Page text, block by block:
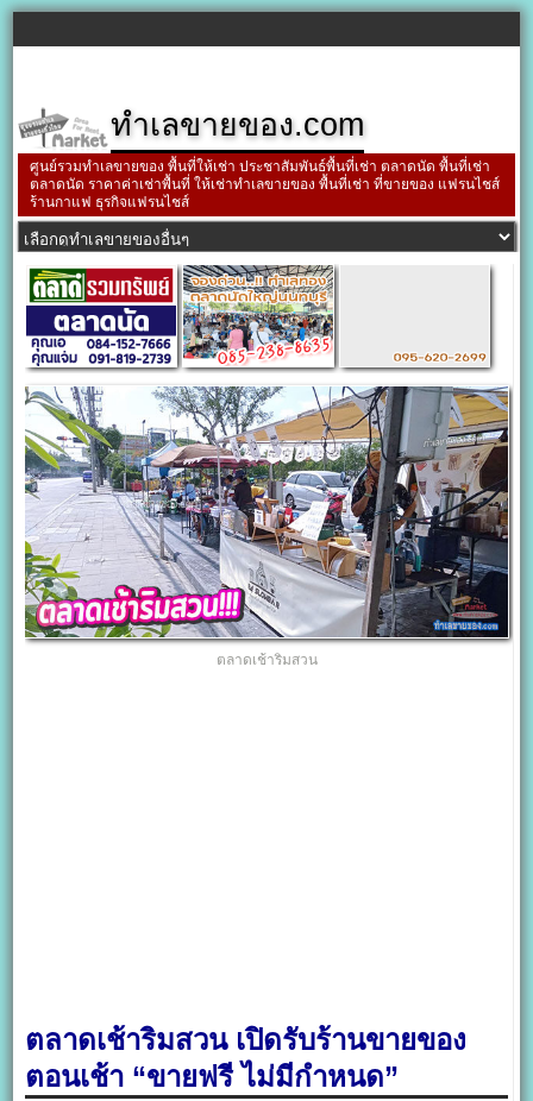
ทำเลขายของ.com
ศูนย์รวมทำเลขายของ พื้นที่ให้เช่า ประชาสัมพันธ์พื้นที่เช่า ตลาดนัด พื้นที่เช่า
ตลาดนัด ราคาค่าเช่าพื้นที่ ให้เช่าทำเลขายของ พื้นที่เช่า ที่ขายของ แฟรนไชส์
ร้านกาแฟ ธุรกิจแฟรนไชส์
ตลาดเช้าริมสวน
ตลาดเช้าริมสวน เปิดรับร้านขายของ
ตอนเช้า “ขายฟรี ไม่มีกำหนด”